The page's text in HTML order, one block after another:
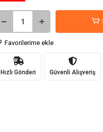
Favorilerime ekle
Hızlı Gönderi Güvenli Alışveriş